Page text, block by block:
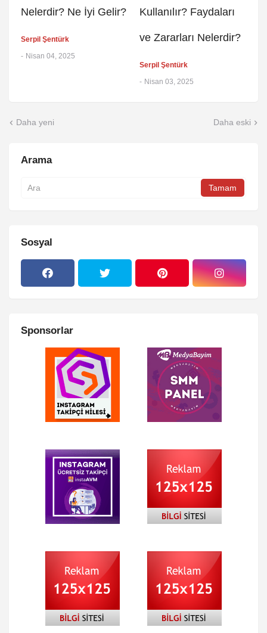
Nelerdir? Ne İyi Gelir?
Serpil Şentürk
- Nisan 04, 2025
Kullanılır? Faydaları
ve Zararları Nelerdir?
Serpil Şentürk
- Nisan 03, 2025
Daha yeni Daha eski
Arama
Sosyal
Sponsorlar